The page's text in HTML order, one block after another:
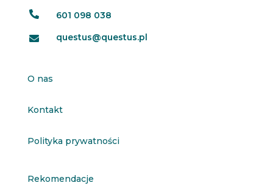
 601 098 038
 questus@questus.pl
O nas
Kontakt
Polityka prywatności
Rekomendacje